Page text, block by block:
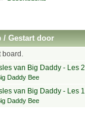
/Gestart door
van Big Daddy - Les 2
Daddy Bee
van Big Daddy - Les 1
Daddy Bee